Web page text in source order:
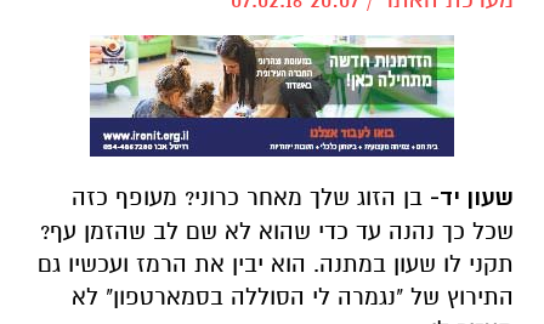
שעון יד- בן הזוג שלך מאחר כרוני? מעופף כזה
שכל כך נהנה עד כדי שהוא לא שם לב שהזמן עף?
תקני לו שעון במתנה. הוא יבין את הרמז ועכשיו גם
התירוץ של "נגמרה לי הסוללה בסמארטפון" לא